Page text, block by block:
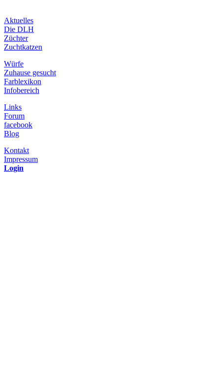
Aktuelles
Die DLH
Züchter
Zuchtkatzen
Würfe
Zuhause gesucht
Farblexikon
Infobereich
Links
Forum
facebook
Blog
Kontakt
Impressum
Login